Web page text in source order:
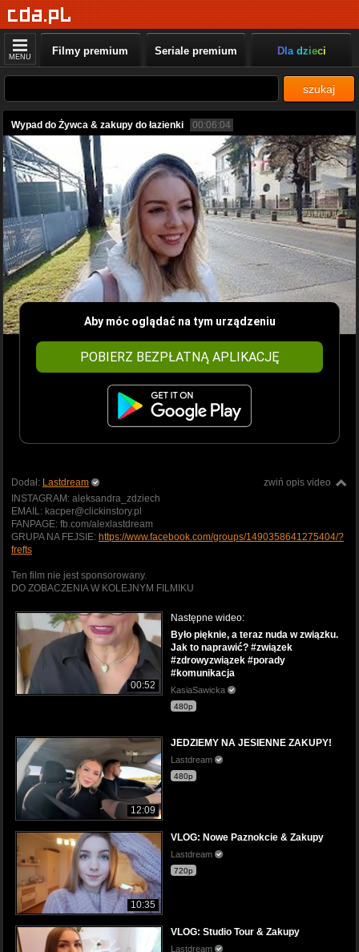
MENU Filmy premium Seriale premium Dla dzieci
szukaj
Wypad do Żywca & zakupy do łazienki 00:06:04
Aby móc oglądać na tym urządzeniu
POBIERZ BEZPŁATNĄ APLIKACJĘ
zwiń opis video
Dodał: Lastdream
INSTAGRAM: aleksandra_zdziech
EMAIL: kacper@clickinstory.pl
FANPAGE: fb.com/alexlastdream
GRUPA NA FEJSIE: https://www.facebook.com/groups/1490358641275404/?
frefts
Ten film nie jest sponsorowany.
DO ZOBACZENIA W KOLEJNYM FILMIKU
00:52
Następne wideo:
Było pięknie, a teraz nuda w związku.
Jak to naprawić? #związek
#zdrowyzwiązek #porady
#komunikacja
KasiaSawicka
480p
12:09
JEDZIEMY NA JESIENNE ZAKUPY!
Lastdream
480p
10:35
VLOG: Nowe Paznokcie & Zakupy
Lastdream
720p
VLOG: Studio Tour & Zakupy
Lastdream